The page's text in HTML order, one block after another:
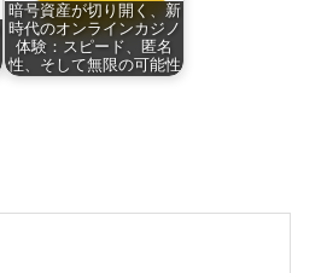
暗号資産が切り開く、新
時代のオンラインカジノ
体験：スピード、匿名
性、そして無限の可能性